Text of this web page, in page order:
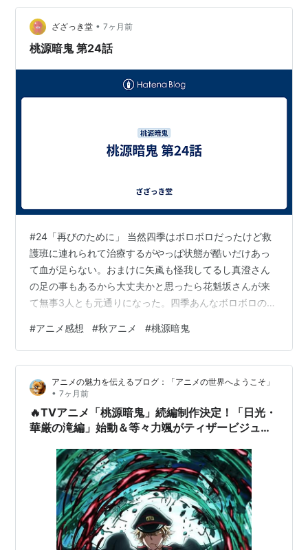
メ続編決定 まとめ SAKAMOTO DAYS アニメ化前から
「バトルシーンがすごい！」という評判は知っていて、
アニメ化を機に作品に触れて見事にどハマり中で…
ざざっき堂 • 7ヶ月前
桃源暗鬼 第24話
#24「再びのために」 当然四季はボロボロだったけど救
護班に連れられて治療するがやっぱ状態が酷いだけあっ
て血が足らない。おまけに矢颪も怪我してるし真澄さん
の足の事もあるから大丈夫かと思ったら花魁坂さんが来
て無事3人とも元通りになった。四季あんなボロボロの状
んはげっそりしてたのは面白かったwそこで花魁坂さんが
来たのは治療と鬼神について話すためだったけど、鬼神
はまだ他にも居て各属性があったから今後出るのかね？
鬼神状態の四季もあれで10％の力な訳だから100%に到達
した時エグそう。強いし回復力も早くてチート級に強い
けど短命らしい。まあこういう物には付…
#アニメ感想 #秋アニメ #桃源暗鬼
アニメの魅力を伝えるブログ：「アニメの世界へようこそ」
• 7ヶ月前
🔥TVアニメ「桃源暗鬼」続編制作決定！「日光・
華厳の滝編」始動＆等々力颯がティザービジュア